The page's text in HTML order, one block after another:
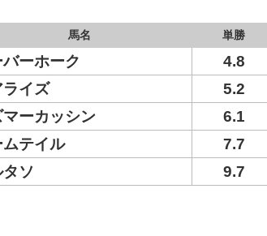
馬名 単勝
バーホーク 4.8
ライズ 5.2
マーカッシン 6.1
ムテイル 7.7
ソ 9.7